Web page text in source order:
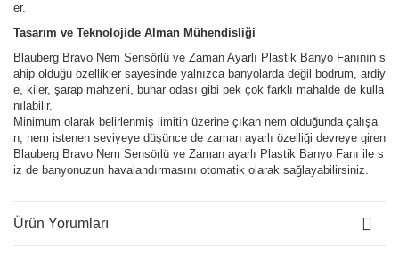
er.
Tasarım ve Teknolojide Alman Mühendisliği
Blauberg Bravo Nem Sensörlü ve Zaman Ayarlı Plastik Banyo Fanının s
ahip olduğu özellikler sayesinde yalnızca banyolarda değil bodrum, ardiy
e, kiler, şarap mahzeni, buhar odası gibi pek çok farklı mahalde de kulla
nılabilir.
Minimum olarak belirlenmiş limitin üzerine çıkan nem olduğunda çalışa
n, nem istenen seviyeye düşünce de zaman ayarlı özelliği devreye giren
Blauberg Bravo Nem Sensörlü ve Zaman ayarlı Plastik Banyo Fanı ile s
iz de banyonuzun havalandırmasını otomatik olarak sağlayabilirsiniz.
Ürün Yorumları